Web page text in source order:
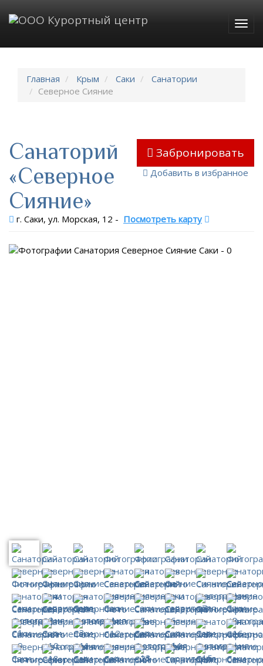
Главная Крым Саки
Санатории
Северное Сияние
Забронировать
Добавить в избранное
Санаторий
«Северное
Сияние»
г. Саки, ул. Морская, 12 - Посмотреть карту